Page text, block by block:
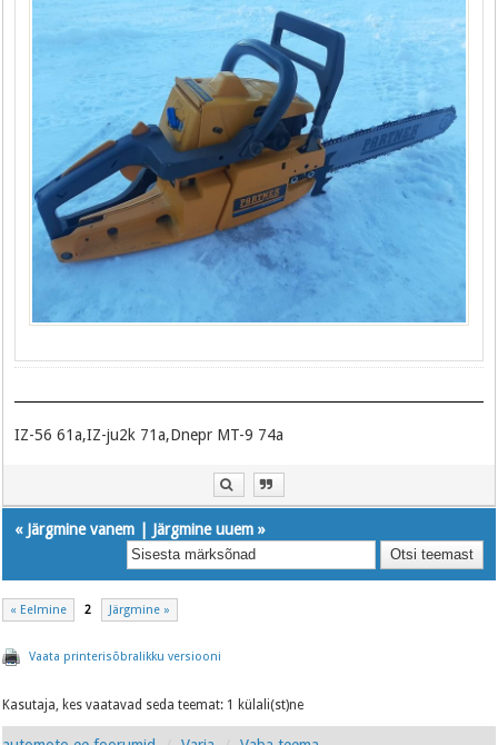
IZ-56 61a,IZ-ju2k 71a,Dnepr MT-9 74a
« Järgmine vanem Järgmine uuem »
« Eelmine 2 Järgmine »
Vaata printerisõbralikku versiooni
Kasutaja, kes vaatavad seda teemat: 1 külali(st)ne